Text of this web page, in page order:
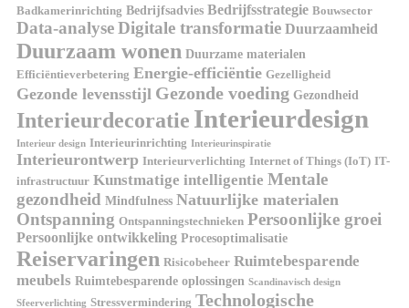
Badkamerinrichting Bedrijfsadvies Bedrijfsstrategie Bouwsector
Data-analyseDigitale transformatie Duurzaamheid
Duurzaam wonen Duurzame materialen
Efficiëntieverbetering Energie-efficiëntie Gezelligheid
Gezonde levensstijl Gezonde voeding Gezondheid
Interieurdecoratie Interieurdesign
Interieur design Interieurinrichting Interieurinspiratie
Interieurontwerp Interieurverlichting Internet of Things (IoT) IT-
infrastructuur Kunstmatige intelligentie Mentale
gezondheid Mindfulness Natuurlijke materialen
Ontspanning Ontspanningstechnieken Persoonlijke groei
Persoonlijke ontwikkeling Procesoptimalisatie
Reiservaringen Risicobeheer Ruimtebesparende
meubels Ruimtebesparende oplossingen Scandinavisch design
Sfeerverlichting Stressvermindering Technologische